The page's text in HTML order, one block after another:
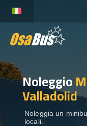
content
NOLEGGIO
DESTINAZIONI
Noleggio
Valladolid
Noleggia un
locali.